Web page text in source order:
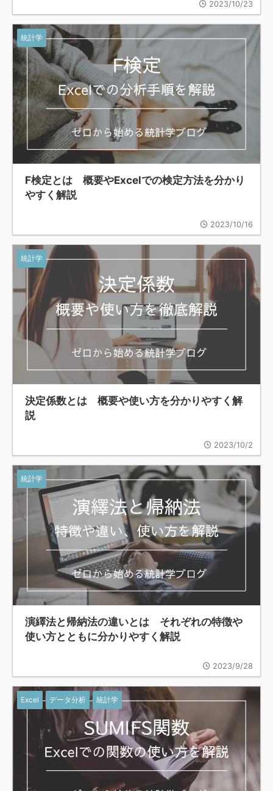
2023/10/23
統計学
F検定とは 概要やExcelでの検定方法を分かり
やすく解説
2023/10/16
統計学
決定係数とは 概要や使い方を分かりやすく解
説
2023/10/2
統計学
演繹法と帰納法の違いとは それぞれの特徴や
使い方とともに分かりやすく解説
2023/9/28
Excel データ分析 統計学